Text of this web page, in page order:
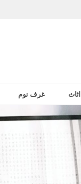
اثاث غرف نوم